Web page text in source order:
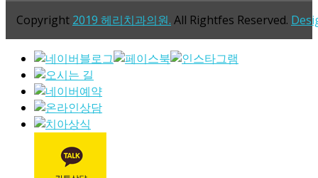
Copyright 2019 헤리치과의원. All Rightfes Reserved.